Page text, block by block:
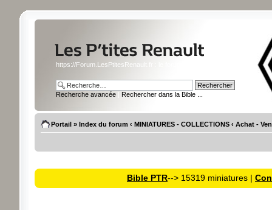
https://Forum.LesPtitesRenault.fr : le forum des miniatures Renault
Recherche avancée | Rechercher dans la Bible ...
Portail» Index du forum ‹ MINIATURES - COLLECTIONS ‹ Achat -
Bible PTR--> 15319 miniatures |